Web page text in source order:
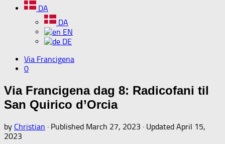
DA
DA
EN
DE
Via Francigena
0
Via Francigena dag 8: Radicofani til
San Quirico d’Orcia
by Christian · Published March 27, 2023 · Updated April 15,
2023